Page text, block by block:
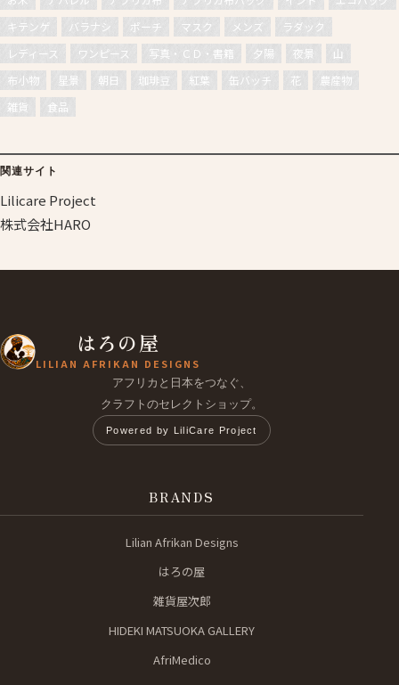
キテンゲ
バラナシ ポーチ マスク メンズ
ラダック
レディース
ワンピース 写真・ＣＤ・書籍 夕陽 夜景
山
布小物
星景 朝日 珈琲豆 紅葉 缶バッチ 花
農産物
雑貨
食品
関連サイト
Lilicare Project
株式会社HARO
はろの屋
LILIAN AFRIKAN DESIGNS
アフリカと日本をつなぐ、
クラフトのセレクトショップ。
Powered by LiliCare Project
BRANDS
Lilian Afrikan Designs
はろの屋
雑貨屋次郎
HIDEKI MATSUOKA GALLERY
AfriMedico